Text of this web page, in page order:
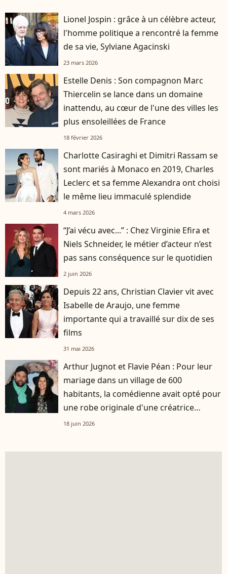
Lionel Jospin : grâce à un célèbre acteur,
l'homme politique a rencontré la femme
de sa vie, Sylviane Agacinski
23 mars 2026
Estelle Denis : Son compagnon Marc
Thiercelin se lance dans un domaine
inattendu, au cœur de l'une des villes les
plus ensoleillées de France
18 février 2026
Charlotte Casiraghi et Dimitri Rassam se
sont mariés à Monaco en 2019, Charles
Leclerc et sa femme Alexandra ont choisi
le même lieu immaculé splendide
4 mars 2026
“J’ai vécu avec...” : Chez Virginie Efira et
Niels Schneider, le métier d’acteur n’est
pas sans conséquence sur le quotidien
2 juin 2026
Depuis 22 ans, Christian Clavier vit avec
Isabelle de Araujo, une femme
importante qui a travaillé sur dix de ses
films
31 mai 2026
Arthur Jugnot et Flavie Péan : Pour leur
mariage dans un village de 600
habitants, la comédienne avait opté pour
une robe originale d'une créatrice
française
18 juin 2026